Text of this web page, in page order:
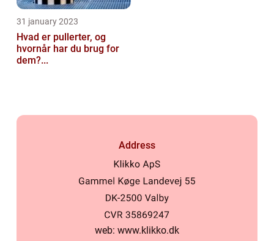
31 january 2023
Hvad er pullerter, og
hvornår har du brug for
dem?...
Address
web: www.klikko.dk